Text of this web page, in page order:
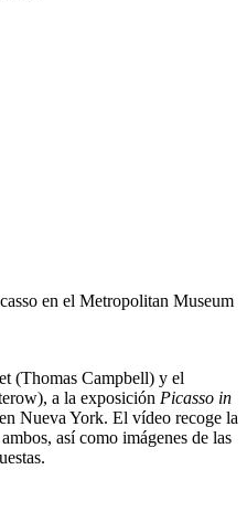
en el Metropolitan Museum
(Thomas Campbell) y el
a la exposición Picasso in
en Nueva York. El vídeo recoge la
así como imágenes de las